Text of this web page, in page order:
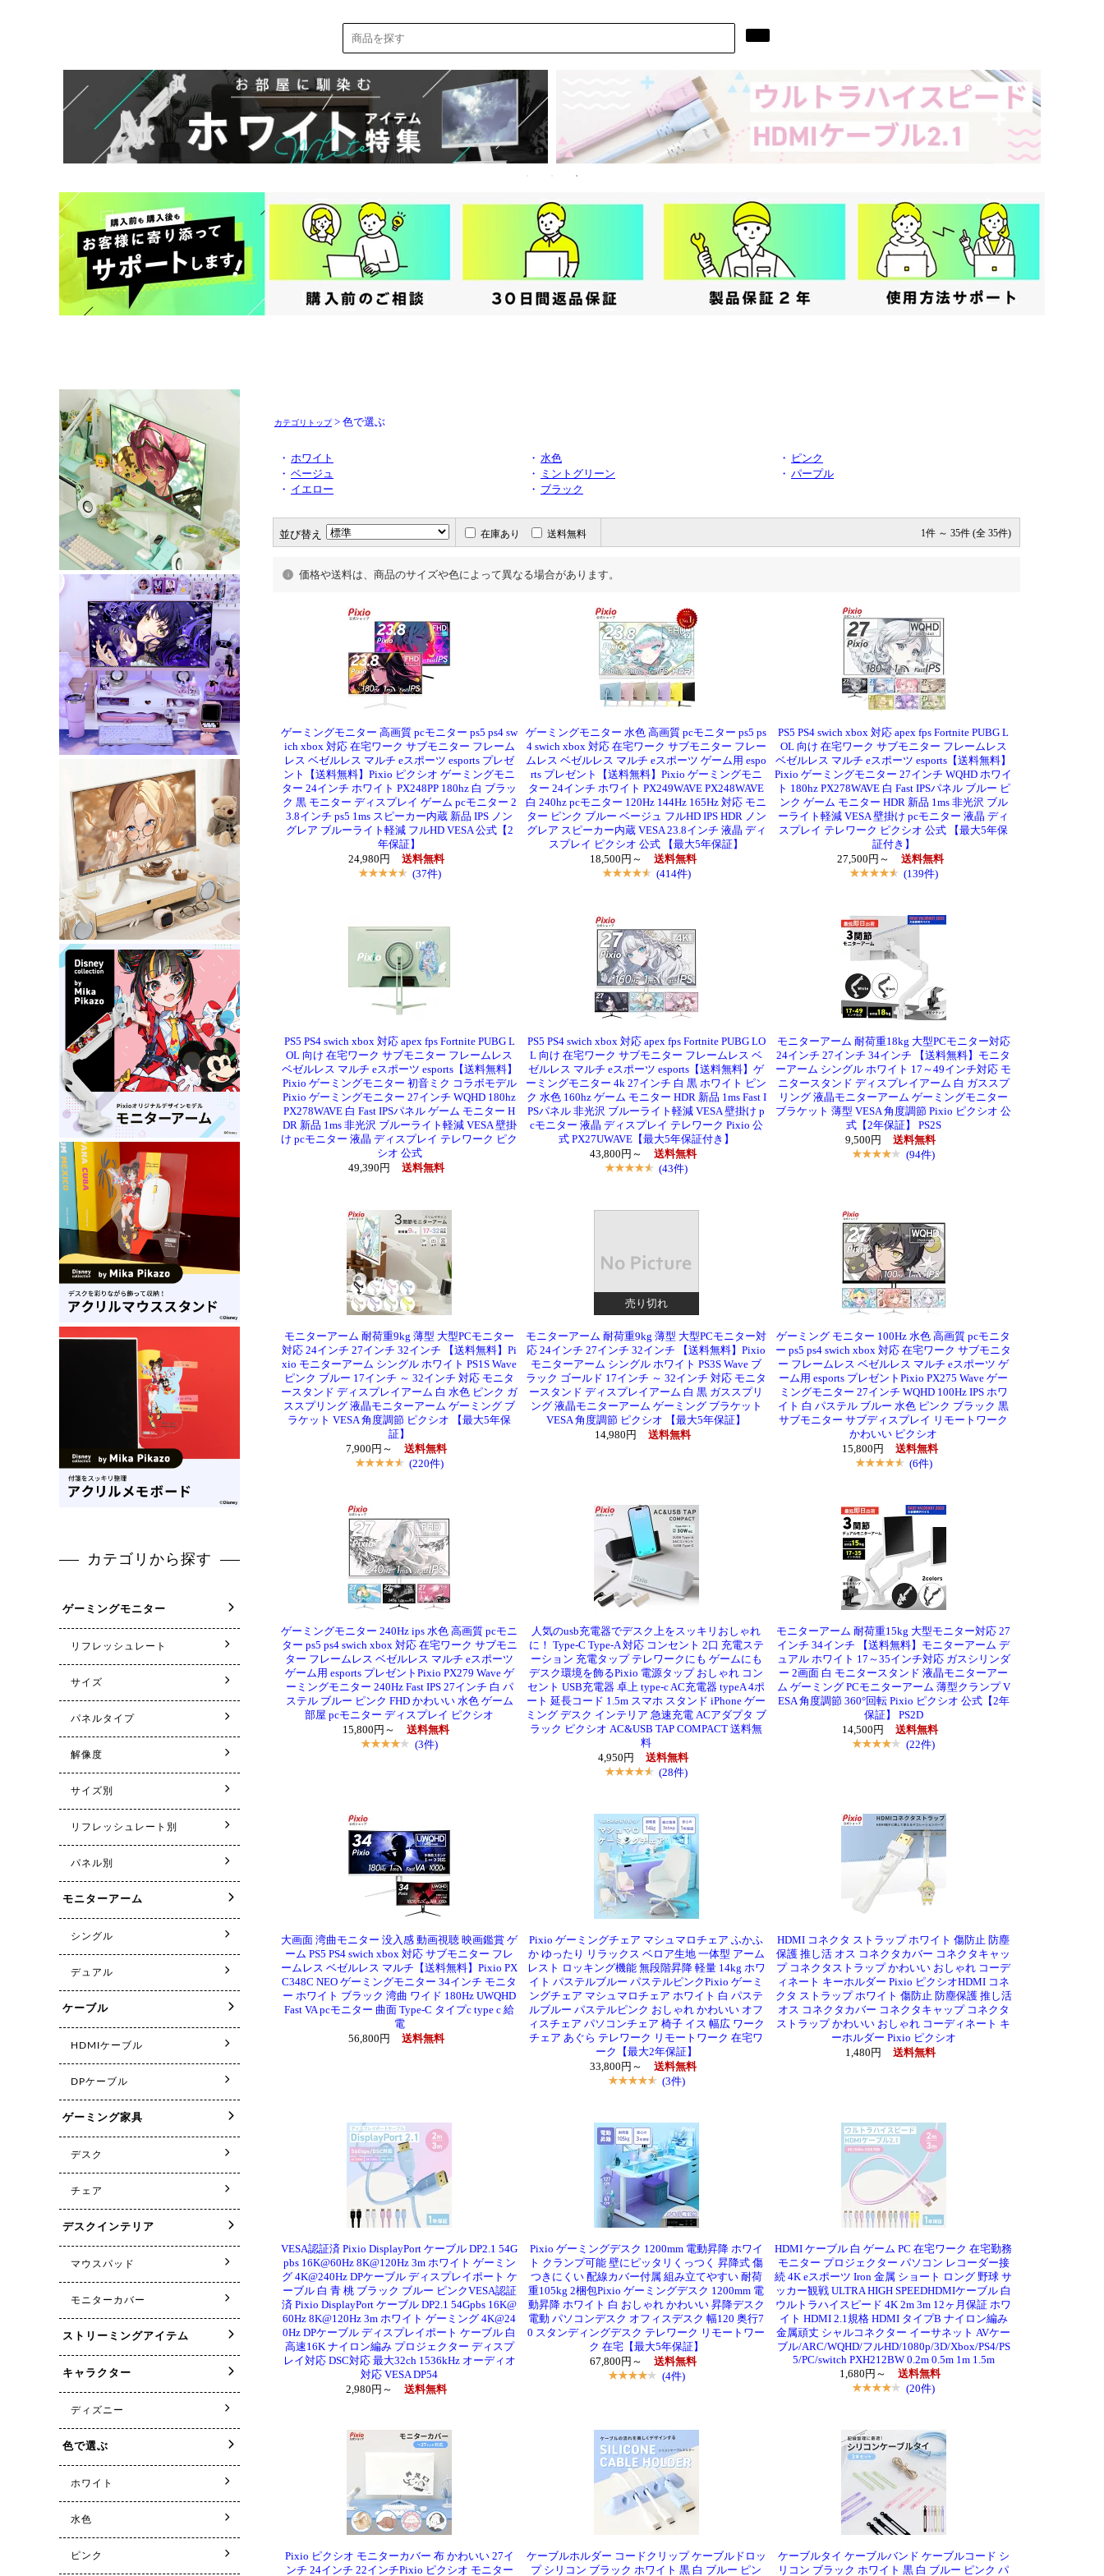
カテゴリトップ> 色で選ぶ
・ ホワイト ・ 水色 ・
ピンク
・ ベージュ ・ ミントグリーン ・ パープル
・ イエロー ・ ブラック
並び替え 在庫あり 送料無料 1件 ～ 35件 (全 35件)
価格や送料は、商品のサイズや色によって異なる場合があります。
ゲーミングモニター 高画質 pcモニター ps5 ps4 sw
ich xbox 対応 在宅ワーク サブモニター フレーム
レス ベゼルレス マルチ eスポーツ esports プレゼ
ント【送料無料】Pixio ピクシオ ゲーミングモニ
ター 24インチ ホワイト PX248PP 180hz 白 ブラッ
ク 黒 モニター ディスプレイ ゲーム pcモニター 2
3.8インチ ps5 1ms スピーカー内蔵 新品 IPS ノン
グレア ブルーライト軽減 フルHD VESA 公式【2
年保証】
24,980円
送料無料
(37件)
ゲーミングモニター 水色 高画質 pcモニター ps5 ps
4 swich xbox 対応 在宅ワーク サブモニター フレー
ムレス ベゼルレス マルチ eスポーツ ゲーム用 espo
rts プレゼント【送料無料】Pixio ゲーミングモニ
ター 24インチ ホワイト PX249WAVE PX248WAVE
白 240hz pcモニター 120Hz 144Hz 165Hz 対応 モニ
ター ピンク ブルー ベージュ フルHD IPS HDR ノン
グレア スピーカー内蔵 VESA 23.8インチ 液晶 ディ
スプレイ ピクシオ 公式 【最大5年保証】
18,500円～
送料無料
(414件)
PS5 PS4 swich xbox 対応 apex fps Fortnite PUBG L
OL 向け 在宅ワーク サブモニター フレームレス
ベゼルレス マルチ eスポーツ esports【送料無料】
Pixio ゲーミングモニター 27インチ WQHD ホワイ
ト 180hz PX278WAVE 白 Fast IPSパネル ブルー ピ
ンク ゲーム モニター HDR 新品 1ms 非光沢 ブル
ーライト軽減 VESA 壁掛け pcモニター 液晶 ディ
スプレイ テレワーク ピクシオ 公式 【最大5年保
証付き】
27,500円～
送料無料
(139件)
PS5 PS4 swich xbox 対応 apex fps Fortnite PUBG L
OL 向け 在宅ワーク サブモニター フレームレス
ベゼルレス マルチ eスポーツ esports【送料無料】
Pixio ゲーミングモニター 初音ミク コラボモデル
Pixio ゲーミングモニター 27インチ WQHD 180hz
PX278WAVE 白 Fast IPSパネル ゲーム モニター H
DR 新品 1ms 非光沢 ブルーライト軽減 VESA 壁掛
け pcモニター 液晶 ディスプレイ テレワーク ピク
シオ 公式
49,390円
送料無料
PS5 PS4 swich xbox 対応 apex fps Fortnite PUBG LO
L 向け 在宅ワーク サブモニター フレームレス ベ
ゼルレス マルチ eスポーツ esports【送料無料】ゲ
ーミングモニター 4k 27インチ 白 黒 ホワイト ピン
ク 水色 160hz ゲーム モニター HDR 新品 1ms Fast I
PSパネル 非光沢 ブルーライト軽減 VESA 壁掛け p
cモニター 液晶 ディスプレイ テレワーク Pixio 公
式 PX27UWAVE【最大5年保証付き】
43,800円～
送料無料
(43件)
モニターアーム 耐荷重18kg 大型PCモニター対応
24インチ 27インチ 34インチ 【送料無料】モニタ
ーアーム シングル ホワイト 17～49インチ対応 モ
ニタースタンド ディスプレイアーム 白 ガススプ
リング 液晶モニターアーム ゲーミングモニター
ブラケット 薄型 VESA 角度調節 Pixio ピクシオ 公
式【2年保証】 PS2S
9,500円
送料無料
(94件)
売り切れ
モニターアーム 耐荷重9kg 薄型 大型PCモニター
対応 24インチ 27インチ 32インチ 【送料無料】Pi
xio モニターアーム シングル ホワイト PS1S Wave
ピンク ブルー 17インチ ～ 32インチ 対応 モニタ
ースタンド ディスプレイアーム 白 水色 ピンク ガ
ススプリング 液晶モニターアーム ゲーミング ブ
ラケット VESA 角度調節 ピクシオ 【最大5年保
証】
7,900円～
送料無料
(220件)
モニターアーム 耐荷重9kg 薄型 大型PCモニター対
応 24インチ 27インチ 32インチ 【送料無料】Pixio
モニターアーム シングル ホワイト PS3S Wave ブ
ラック ゴールド 17インチ ～ 32インチ 対応 モニタ
ースタンド ディスプレイアーム 白 黒 ガススプリ
ング 液晶モニターアーム ゲーミング ブラケット
VESA 角度調節 ピクシオ 【最大5年保証】
14,980円
送料無料
ゲーミング モニター 100Hz 水色 高画質 pcモニタ
ー ps5 ps4 swich xbox 対応 在宅ワーク サブモニタ
ー フレームレス ベゼルレス マルチ eスポーツ ゲ
ーム用 esports プレゼントPixio PX275 Wave ゲー
ミングモニター 27インチ WQHD 100Hz IPS ホワ
イト 白 パステル ブルー 水色 ピンク ブラック 黒
サブモニター サブディスプレイ リモートワーク
かわいい ピクシオ
15,800円
送料無料
(6件)
ゲーミングモニター 240Hz ips 水色 高画質 pcモニ
ター ps5 ps4 swich xbox 対応 在宅ワーク サブモニ
ター フレームレス ベゼルレス マルチ eスポーツ
ゲーム用 esports プレゼントPixio PX279 Wave ゲ
ーミングモニター 240Hz Fast IPS 27インチ 白 パ
ステル ブルー ピンク FHD かわいい 水色 ゲーム
部屋 pcモニター ディスプレイ ピクシオ
15,800円～
送料無料
(3件)
人気のusb充電器でデスク上をスッキリおしゃれ
に！ Type-C Type-A 対応 コンセント 2口 充電ステ
ーション 充電タップ テレワークにも ゲームにも
デスク環境を飾るPixio 電源タップ おしゃれ コン
セント USB充電器 卓上 type-c AC充電器 typeA 4ポ
ート 延長コード 1.5m スマホ スタンド iPhone ゲー
ミング デスク インテリア 急速充電 ACアダプタ ブ
ラック ピクシオ AC&USB TAP COMPACT 送料無
料
4,950円
送料無料
(28件)
モニターアーム 耐荷重15kg 大型モニター対応 27
インチ 34インチ 【送料無料】モニターアーム デ
ュアル ホワイト 17～35インチ対応 ガスシリンダ
ー 2画面 白 モニタースタンド 液晶モニターアー
ム ゲーミング PCモニターアーム 薄型クランプ V
ESA 角度調節 360°回転 Pixio ピクシオ 公式【2年
保証】 PS2D
14,500円
送料無料
(22件)
大画面 湾曲モニター 没入感 動画視聴 映画鑑賞 ゲ
ーム PS5 PS4 swich xbox 対応 サブモニター フレ
ームレス ベゼルレス マルチ【送料無料】Pixio PX
C348C NEO ゲーミングモニター 34インチ モニタ
ー ホワイト ブラック 湾曲 ワイド 180Hz UWQHD
Fast VA pcモニター 曲面 Type-C タイプc type c 給
電
56,800円
送料無料
Pixio ゲーミングチェア マシュマロチェア ふかふ
か ゆったり リラックス ベロア生地 一体型 アーム
レスト ロッキング機能 無段階昇降 軽量 14kg ホワ
イト パステルブルー パステルピンクPixio ゲーミ
ングチェア マシュマロチェア ホワイト 白 パステ
ルブルー パステルピンク おしゃれ かわいい オフ
ィスチェア パソコンチェア 椅子 イス 幅広 ワーク
チェア あぐら テレワーク リモートワーク 在宅ワ
ーク【最大2年保証】
33,800円～
送料無料
(3件)
HDMI コネクタ ストラップ ホワイト 傷防止 防塵
保護 推し活 オス コネクタカバー コネクタキャッ
プ コネクタストラップ かわいい おしゃれ コーデ
ィネート キーホルダー Pixio ピクシオHDMI コネ
クタ ストラップ ホワイト 傷防止 防塵保護 推し活
オス コネクタカバー コネクタキャップ コネクタ
ストラップ かわいい おしゃれ コーディネート キ
ーホルダー Pixio ピクシオ
1,480円
送料無料
VESA認証済 Pixio DisplayPort ケーブル DP2.1 54G
pbs 16K@60Hz 8K@120Hz 3m ホワイト ゲーミン
グ 4K@240Hz DPケーブル ディスプレイポート ケ
ーブル 白 青 桃 ブラック ブルー ピンクVESA認証
済 Pixio DisplayPort ケーブル DP2.1 54Gpbs 16K@
60Hz 8K@120Hz 3m ホワイト ゲーミング 4K@24
0Hz DPケーブル ディスプレイポート ケーブル 白
高速16K ナイロン編み プロジェクター ディスプ
レイ対応 DSC対応 最大32ch 1536kHz オーディオ
対応 VESA DP54
2,980円～
送料無料
Pixio ゲーミングデスク 1200mm 電動昇降 ホワイ
ト クランプ可能 壁にピッタリくっつく 昇降式 傷
つきにくい 配線カバー付属 組み立てやすい 耐荷
重105kg 2梱包Pixio ゲーミングデスク 1200mm 電
動昇降 ホワイト 白 おしゃれ かわいい 昇降デスク
電動 パソコンデスク オフィスデスク 幅120 奥行7
0 スタンディングデスク テレワーク リモートワー
ク 在宅【最大5年保証】
67,800円～
送料無料
(4件)
HDMI ケーブル 白 ゲーム PC 在宅ワーク 在宅勤務
モニター プロジェクター パソコン レコーダー接
続 4K eスポーツ Iron 金属 ショート ロング 野球 サ
ッカー観戦 ULTRA HIGH SPEEDHDMIケーブル 白
ウルトラハイスピード 4K 2m 3m 12ヶ月保証 ホワ
イト HDMI 2.1規格 HDMI タイプB ナイロン編み
金属頑丈 シャルコネクター イーサネット AVケー
ブル/ARC/WQHD/フルHD/1080p/3D/Xbox/PS4/PS
5/PC/switch PXH212BW 0.2m 0.5m 1m 1.5m
1,680円～
送料無料
(20件)
Pixio ピクシオ モニターカバー 布 かわいい 27イ
ンチ 24インチ 22インチPixio ピクシオ モニター
ケーブルホルダー コードクリップ ケーブルドロッ
プ シリコン ブラック ホワイト 黒 白 ブルー ピン
ケーブルタイ ケーブルバンド ケーブルコード シ
リコン ブラック ホワイト 黒 白 ブルー ピンク パ